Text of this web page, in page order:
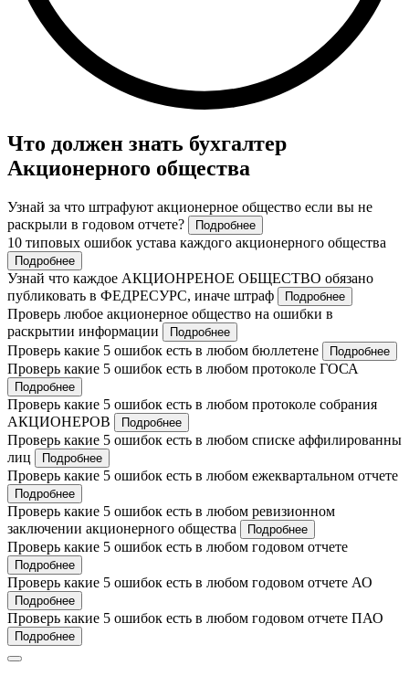
Что должен знать бухгалтер
Акционерного общества
Узнай за что штрафуют акционерное общество если вы не
раскрыли в годовом отчете?
Подробнее
10 типовых ошибок устава каждого акционерного общества
Подробнее
Узнай что каждое АКЦИОНРЕНОЕ ОБЩЕСТВО обязано
публиковать в ФЕДРЕСУРС, иначе штраф
Подробнее
Проверь любое акционерное общество на ошибки в
раскрытии информации
Подробнее
Проверь какие 5 ошибок есть в любом бюллетене Подробнее
Проверь какие 5 ошибок есть в любом протоколе ГОСА
Подробнее
Проверь какие 5 ошибок есть в любом протоколе собрания
АКЦИОНЕРОВ
Подробнее
Проверь какие 5 ошибок есть в любом списке аффилированны
лиц
Подробнее
Проверь какие 5 ошибок есть в любом ежеквартальном отчете
Подробнее
Проверь какие 5 ошибок есть в любом ревизионном
заключении акционерного общества
Подробнее
Проверь какие 5 ошибок есть в любом годовом отчете
Подробнее
Проверь какие 5 ошибок есть в любом годовом отчете АО
Подробнее
Проверь какие 5 ошибок есть в любом годовом отчете ПАО
Подробнее